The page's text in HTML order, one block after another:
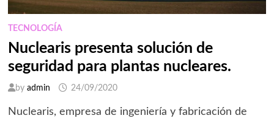
TECNOLOGÍA
Nuclearis presenta solución de
seguridad para plantas nucleares.
by admin 24/09/2020
Nuclearis, empresa de ingeniería y fabricación de